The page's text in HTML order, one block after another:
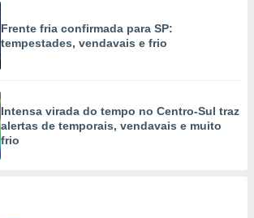
Frente fria confirmada para SP:
tempestades, vendavais e frio
Intensa virada do tempo no Centro-Sul traz
alertas de temporais, vendavais e muito
frio